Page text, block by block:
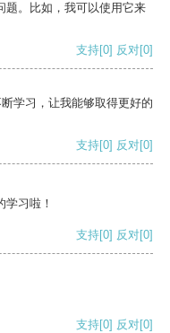
题。比如，我可以使用它来
支持[0] 反对[0]
学习，让我能够取得更好的
支持[0] 反对[0]
习啦！
支持[0] 反对[0]
支持[0] 反对[0]